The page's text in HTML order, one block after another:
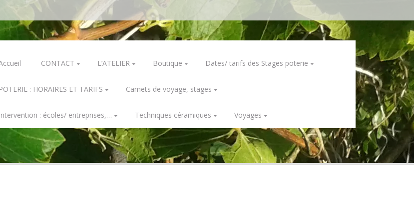
CONTACT L’ATELIER Boutique Dates/ tarifs des Stages poterie
POTERIE : HORAIRES ET TARIFS Carnets de voyage, stages
Intervention : écoles/ entreprises,… Techniques céramiques Voyages